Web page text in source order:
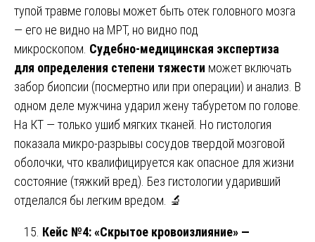
тупой травме головы может быть отек головного мозга
— его не видно на МРТ, но видно под
микроскопом. Судебно-медицинская экспертиза
для определения степени тяжести может включать
забор биопсии (посмертно или при операции) и анализ. В
одном деле мужчина ударил жену табуретом по голове.
На КТ — только ушиб мягких тканей. Но гистология
показала микро-разрывы сосудов твердой мозговой
оболочки, что квалифицируется как опасное для жизни
состояние (тяжкий вред). Без гистологии ударивший
отделался бы легким вредом. 🔬
Кейс №4: «Скрытое кровоизлияние» —